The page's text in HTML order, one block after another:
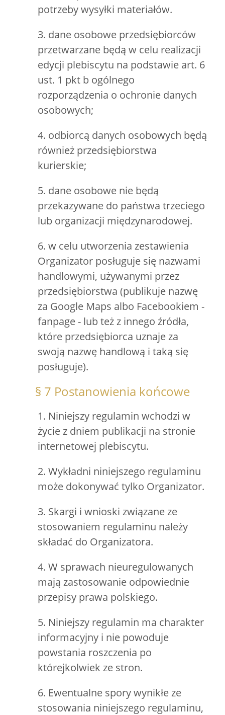
potrzeby wysyłki materiałów.
3. dane osobowe przedsiębiorców
przetwarzane będą w celu realizacji
edycji plebiscytu na podstawie art. 6
ust. 1 pkt b ogólnego
rozporządzenia o ochronie danych
osobowych;
4. odbiorcą danych osobowych będą
również przedsiębiorstwa
kurierskie;
5. dane osobowe nie będą
przekazywane do państwa trzeciego
lub organizacji międzynarodowej.
6. w celu utworzenia zestawienia
Organizator posługuje się nazwami
handlowymi, używanymi przez
przedsiębiorstwa (publikuje nazwę
za Google Maps albo Facebookiem -
fanpage - lub też z innego źródła,
które przedsiębiorca uznaje za
swoją nazwę handlową i taką się
posługuje).
§ 7 Postanowienia końcowe
1. Niniejszy regulamin wchodzi w
życie z dniem publikacji na stronie
internetowej plebiscytu.
2. Wykładni niniejszego regulaminu
może dokonywać tylko Organizator.
3. Skargi i wnioski związane ze
stosowaniem regulaminu należy
składać do Organizatora.
4. W sprawach nieuregulowanych
mają zastosowanie odpowiednie
przepisy prawa polskiego.
5. Niniejszy regulamin ma charakter
informacyjny i nie powoduje
powstania roszczenia po
którejkolwiek ze stron.
6. Ewentualne spory wynikłe ze
stosowania niniejszego regulaminu,